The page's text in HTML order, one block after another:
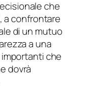
che
a confrontare
di un mutuo
a una
che
dovrà